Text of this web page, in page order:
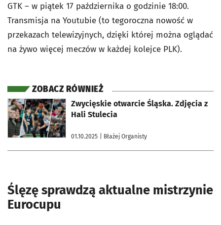
GTK – w piątek 17 października o godzinie 18:00.
Transmisja na Youtubie (to tegoroczna nowość w
przekazach telewizyjnych, dzięki której można oglądać
na żywo więcej meczów w każdej kolejce PLK).
ZOBACZ RÓWNIEŻ
Zwycięskie otwarcie Śląska. Zdjęcia z
Hali Stulecia
01.10.2025 | Błażej Organisty
otworzy się w nowej karcie
Ślęzę sprawdzą aktualne mistrzynie
Eurocupu